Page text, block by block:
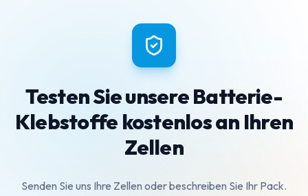
Testen Sie unsere Batterie-
Klebstoffe kostenlos an Ihren
Zellen
Senden Sie uns Ihre Zellen oder beschreiben Sie Ihr Pack.